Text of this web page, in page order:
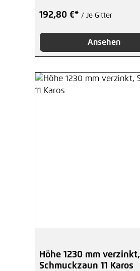
192,80 €* / Je Gitter
Ansehen
Höhe 1230 mm verzinkt,
Schmuckzaun 11 Karos